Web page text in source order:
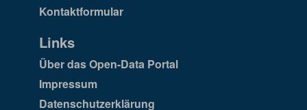
Kontaktformular
Links
Über das Open-Data Portal
Impressum
Datenschutzerklärung